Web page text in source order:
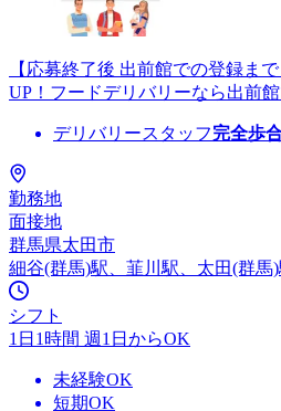
【応募終了後 出前館での登録ま
UP！フードデリバリーなら出前館
デリバリースタッフ完全歩
勤務地
面接地
群馬県太田市
細谷(群馬)駅、韮川駅、太田(群馬)
シフト
1日1時間 週1日からOK
未経験OK
短期OK